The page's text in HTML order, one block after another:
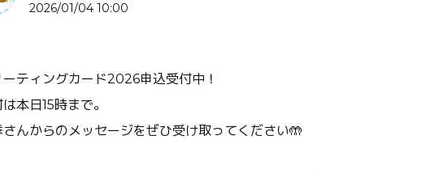
2026/01/04 10:00
ーティングカード2026申込受付中！
本日15時まで。
さんからのメッセージをぜひ受け取ってください🤲